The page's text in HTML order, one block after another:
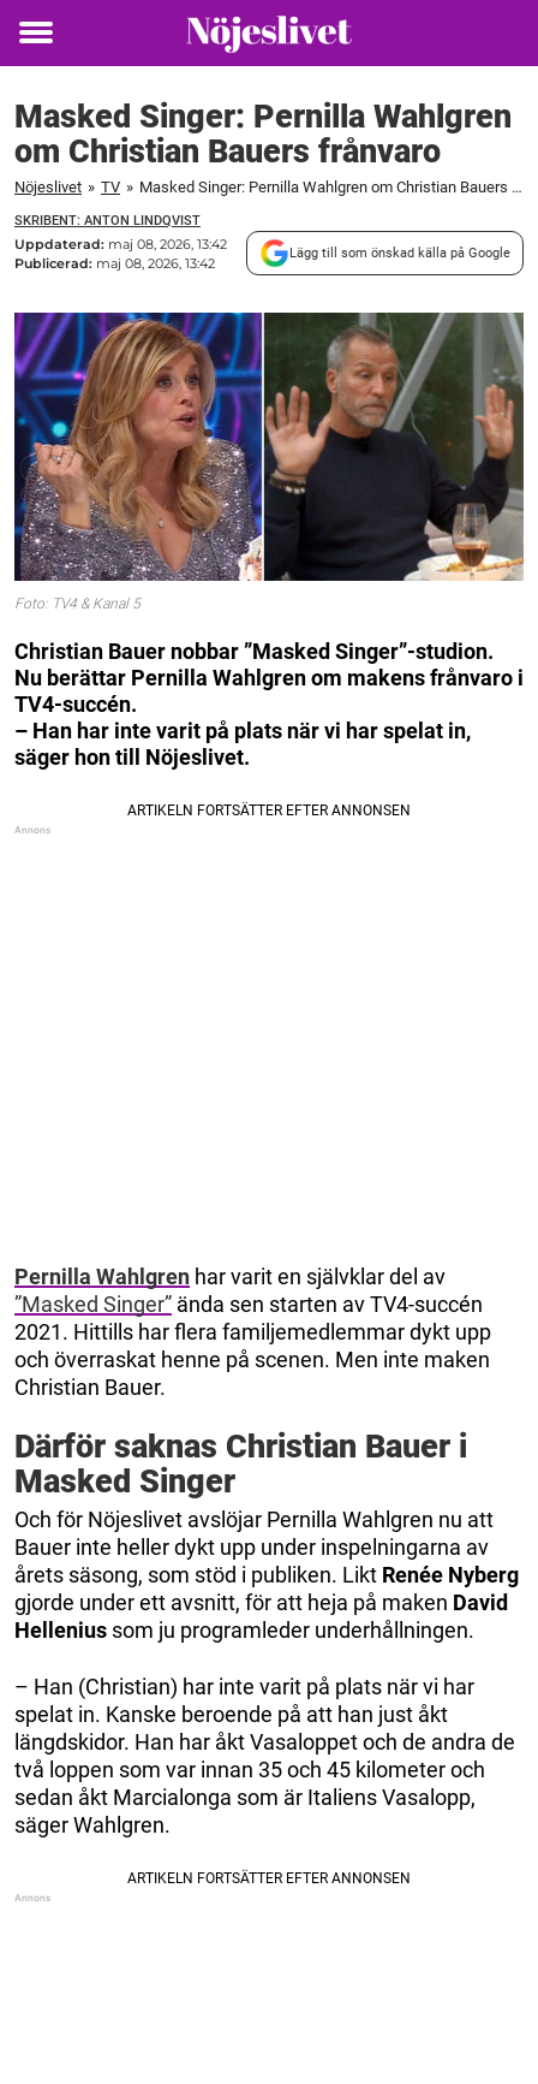
Toggle
Masked Singer: Pernilla Wahlgren
om Christian Bauers frånvaro
Nöjeslivet » TV » Masked Singer: Pernilla Wahlgren om Christian Bauers frånvaro
SKRIBENT: ANTON LINDQVIST
Uppdaterad: maj 08, 2026, 13:42
Publicerad: maj 08, 2026, 13:42
Lägg till som önskad källa på Google
Foto: TV4 & Kanal 5
Christian Bauer nobbar ”Masked Singer”-studion.
Nu berättar Pernilla Wahlgren om makens frånvaro i
TV4-succén.
– Han har inte varit på plats när vi har spelat in,
säger hon till Nöjeslivet.
Pernilla Wahlgren har varit en självklar del av
”Masked Singer” ända sen starten av TV4-succén
2021. Hittills har flera familjemedlemmar dykt upp
och överraskat henne på scenen. Men inte maken
Christian Bauer.
Därför saknas Christian Bauer i
Masked Singer
Och för Nöjeslivet avslöjar Pernilla Wahlgren nu att
Bauer inte heller dykt upp under inspelningarna av
årets säsong, som stöd i publiken. Likt Renée Nyberg
gjorde under ett avsnitt, för att heja på maken David
Hellenius som ju programleder underhållningen.
– Han (Christian) har inte varit på plats när vi har
spelat in. Kanske beroende på att han just åkt
längdskidor. Han har åkt Vasaloppet och de andra de
två loppen som var innan 35 och 45 kilometer och
sedan åkt Marcialonga som är Italiens Vasalopp,
säger Wahlgren.